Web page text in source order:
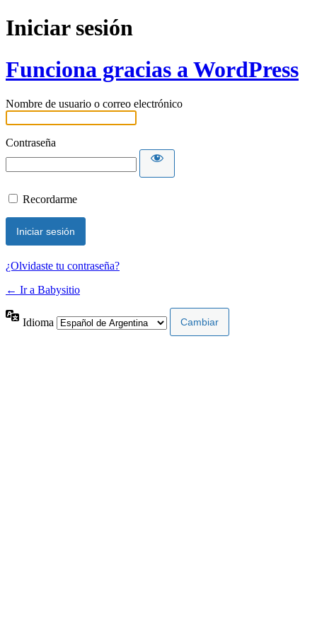
Iniciar sesión
Funciona gracias a WordPress
Nombre de usuario o correo electrónico
Contraseña
Recordarme
¿Olvidaste tu contraseña?
← Ir a Babysitio
Idioma